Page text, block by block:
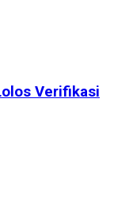
Verifikasi